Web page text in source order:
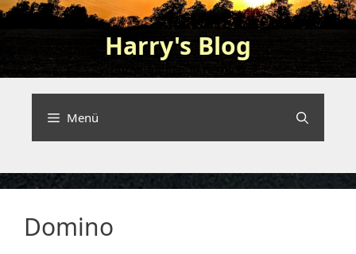
Zum
Harry's Blog
Programming and nerding …
Menü
Domino